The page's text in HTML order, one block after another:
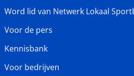
Word lid van Netwerk Lokaal
Voor de pers
Kennisbank
Voor bedrijven